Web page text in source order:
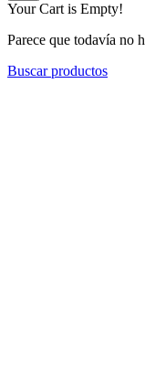
Your Cart is Empty!
Parece que todavía no
Buscar productos